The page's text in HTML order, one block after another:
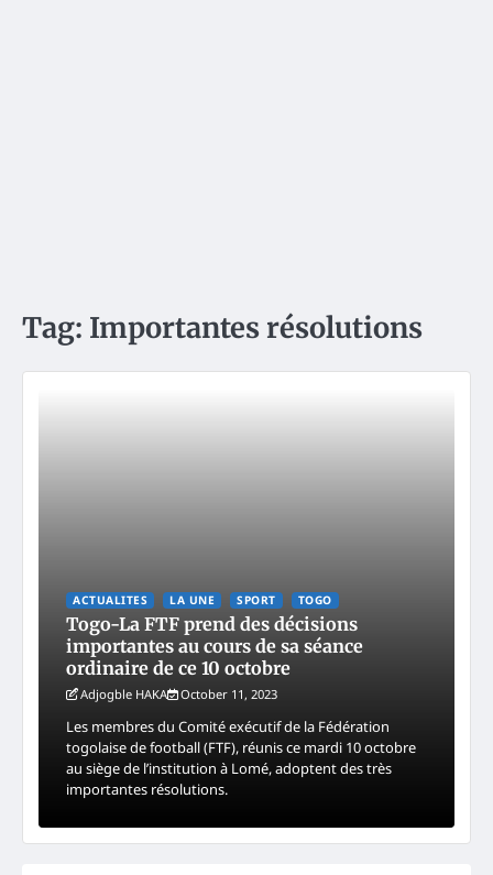
Tag: Importantes résolutions
ACTUALITES LA UNE SPORT TOGO
Togo-La FTF prend des décisions
importantes au cours de sa séance
ordinaire de ce 10 octobre
Adjogble HAKA October 11, 2023
Les membres du Comité exécutif de la Fédération
togolaise de football (FTF), réunis ce mardi 10 octobre
au siège de l’institution à Lomé, adoptent des très
importantes résolutions.